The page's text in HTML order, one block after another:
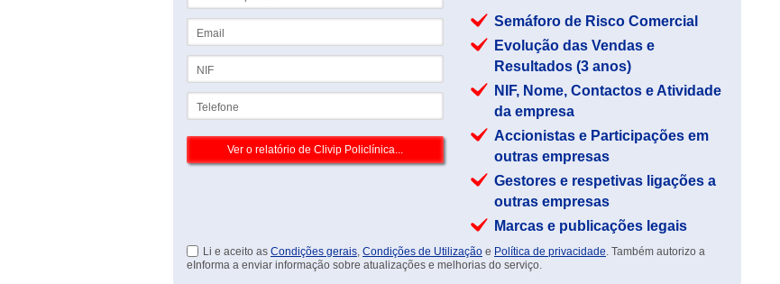
Semáforo de Risco Comercial
Evolução das Vendas e
Resultados (3 anos)
NIF, Nome, Contactos e Atividade
da empresa
Accionistas e Participações em
outras empresas
Gestores e respetivas ligações a
outras empresas
Marcas e publicações legais
Li e aceito as Condições gerais, Condições de Utilização e Política de privacidade. Também autorizo a
eInforma a enviar informação sobre atualizações e melhorias do serviço.